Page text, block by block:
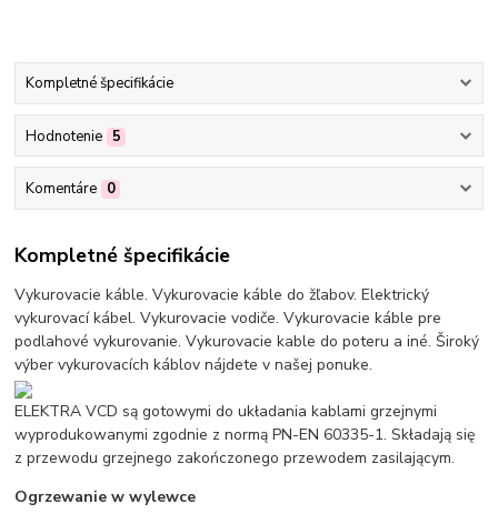
Kompletné špecifikácie
Hodnotenie 5
Komentáre 0
Kompletné špecifikácie
Vykurovacie káble. Vykurovacie káble do žľabov. Elektrický
vykurovací kábel. Vykurovacie vodiče. Vykurovacie káble pre
podlahové vykurovanie. Vykurovacie kable do poteru a iné. Široký
výber vykurovacích káblov nájdete v našej ponuke.
ELEKTRA VCD są gotowymi do układania kablami grzejnymi
wyprodukowanymi zgodnie z normą PN-EN 60335-1. Składają się
z przewodu grzejnego zakończonego przewodem zasilającym.
Ogrzewanie w wylewce